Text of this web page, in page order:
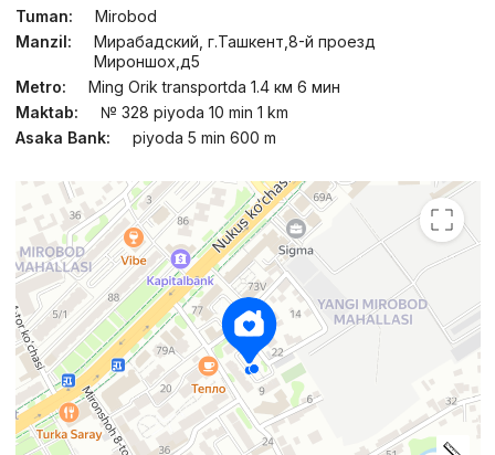
Tuman:
Mirobod
Manzil:
Мирабадский, г.Ташкент,8-й проезд
Мироншох,д5
Metro:
Ming Orik transportda 1.4 км 6 мин
Maktab:
№ 328 piyoda 10 min 1 km
Asaka Bank:
piyoda 5 min 600 m